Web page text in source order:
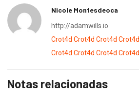
Nicole Montesdeoca
http://adamwills.io
Crot4d Crot4d Crot4d Crot4d
Crot4d Crot4d Crot4d Crot4d
Notas relacionadas